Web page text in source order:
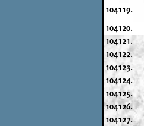
104119.
104120.
104121.
104122.
104123.
104124.
104125.
104126.
104127.